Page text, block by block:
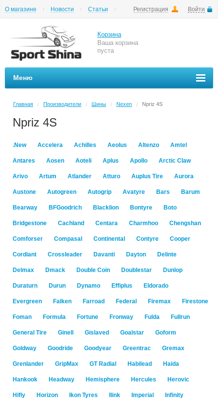
Регистрация Войти
О магазине Новости
Статьи
Корзина
Ваша корзина
пуста
Меню
Главная / Производители / Шины / Nexen / Npriz 4S
Npriz 4S
.New Accelera Achilles Aeolus Altenzo Amtel
Antares Aosen Aoteli Aplus Apollo Arctic Claw
Arivo Artum Atlander Atturo Auplus Tire Aurora
Austone Autogreen Autogrip Avatyre Bars Barum
Bearway BFGoodrich Blacklion Bontyre Boto
Bridgestone Cachland Centara Charmhoo Chengshan
Comforser Compasal Continental Contyre Cooper
Cordiant Crossleader Davanti Dayton Delinte
Delmax Dmack Double Coin Doublestar Dunlop
Duraturn Durun Dynamo Effiplus Eldorado
Evergreen Falken Farroad Federal Firemax Firestone
Foman Formula Fortune Fronway Fulda Fullrun
General Tire Ginell Gislaved Goalstar Goform
Goldway Goodride Goodyear Greentrac Gremax
Grenlander GripMax GT Radial Habilead Haida
Hankook Headway Hemisphere Hercules Herovic
Hifly Horizon Ikon Tyres Ilink Imperial Infinity